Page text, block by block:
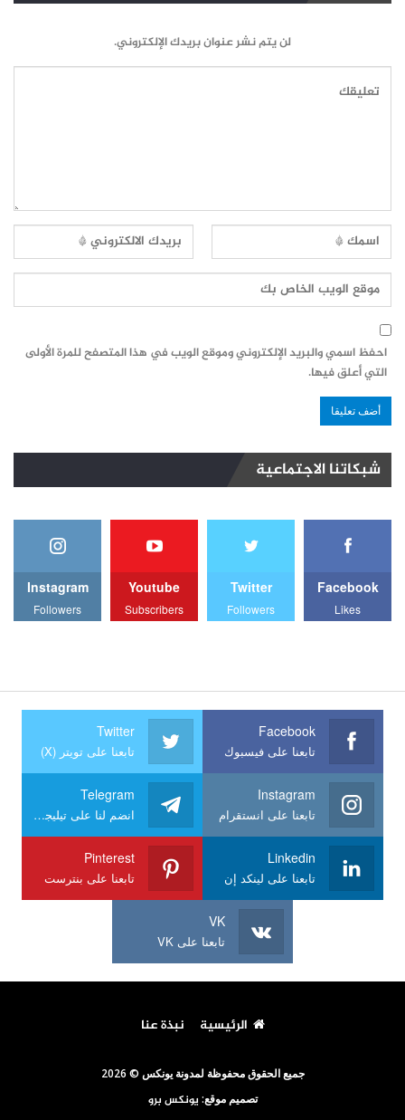
لن يتم نشر عنوان بريدك الإلكتروني.
احفظ اسمي والبريد الإلكتروني وموقع الويب في هذا المتصفح للمرة الأولى
التي أعلق فيها.
شبكاتنا الاجتماعية
Facebook
Likes
Twitter
Followers
Youtube
Subscribers
Instagram
Followers
Facebook
تابعنا على فيسبوك
Twitter
تابعنا على تويتر (X)
Instagram
تابعنا على انستقرام
Telegram
انضم لنا على تيليجرام
Linkedin
تابعنا على لينكد إن
Pinterest
تابعنا على بنترست
VK
تابعنا على VK
الرئيسية نبذة عنا
جميع الحقوق محفوظة لمدونة يونكس © 2026
تصميم موقع: يونكس برو